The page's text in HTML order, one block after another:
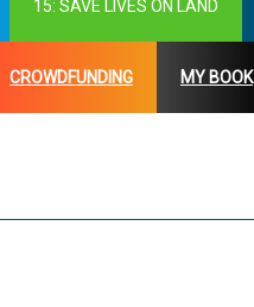
15: SAVE LIVES ON LAND
CROWDFUNDING MY BOOK